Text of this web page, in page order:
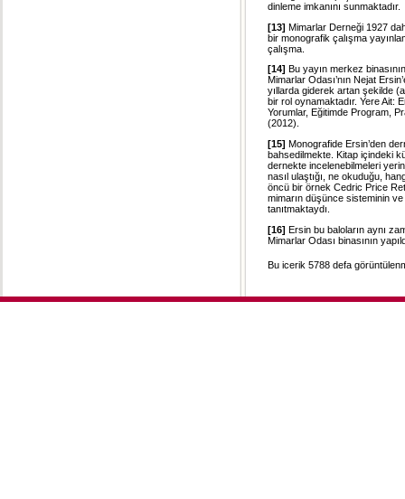
dinleme imkanını sunmaktadır.
[13] Mimarlar Derneği 1927
bir monografik çalışma
çalışma.
[14] Bu yayın merkez
Mimarlar Odası’nın Nejat
yıllarda giderek artan şekilde
bir rol oynamaktadır. Yere Ait:
Yorumlar, Eğitimde Program,
(2012).
[15] Monografide Ersin’den
bahsedilmekte. Kitap içindeki
dernekte incelenebilmeleri
nasıl ulaştığı, ne okuduğu,
öncü bir örnek Cedric Price
mimarın düşünce sisteminin
tanıtmaktaydı.
[16] Ersin bu baloların aynı
Mimarlar Odası binasının
Bu icerik 5788 defa